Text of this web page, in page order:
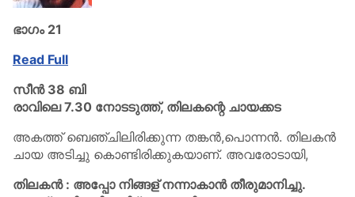
ഭാഗം 21
Read Full
സീൻ 38 ബി
രാവിലെ 7.30 നോടടുത്ത്, തിലകന്റെ ചായക്കട
അകത്ത് ബെഞ്ചിലിരിക്കുന്ന തങ്കൻ,പൊന്നൻ. തിലകൻ
ചായ അടിച്ചു കൊണ്ടിരിക്കുകയാണ്. അവരോടായി,
തിലകൻ : അപ്പോ നിങ്ങള് നന്നാകാൻ തീരുമാനിച്ചു.